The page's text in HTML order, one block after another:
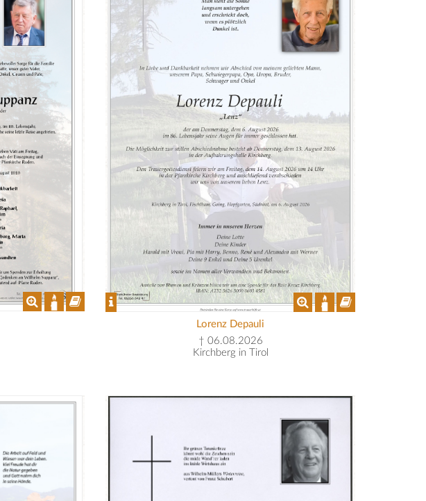
Lorenz Depauli
† 06.08.2026
Kirchberg in Tirol